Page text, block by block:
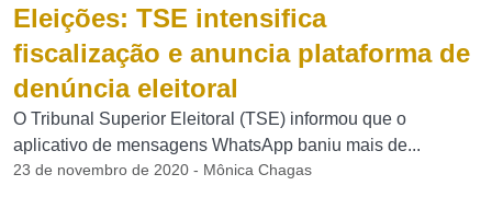
Eleições: TSE intensifica
fiscalização e anuncia plataforma de
denúncia eleitoral
O Tribunal Superior Eleitoral (TSE) informou que o
aplicativo de mensagens WhatsApp baniu mais de...
23 de novembro de 2020 - Mônica Chagas